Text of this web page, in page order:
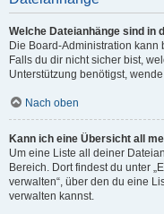
Welche Dateianhänge sind in
Die Board-Administration
Falls du dir nicht sicher bist,
Unterstützung benötigst,
Nach oben
Kann ich eine Übersicht all
Um eine Liste all deiner
Bereich. Dort findest du unter
verwalten“, über den du eine
verwalten kannst.